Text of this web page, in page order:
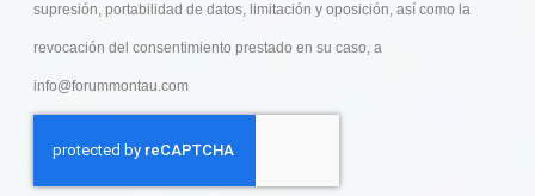
supresión, portabilidad de datos, limitación y oposición, así como la
revocación del consentimiento prestado en su caso, a
info@forummontau.com